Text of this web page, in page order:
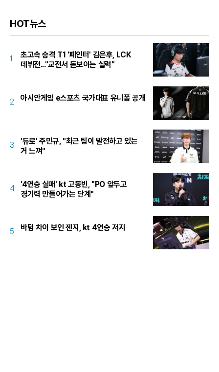
HOT뉴스
1
초고속 승격 T1 '페인터' 김은후, LCK
데뷔전..."교전서 돋보이는 실력"
2 아시안게임 e스포츠 국가대표 유니폼 공개
3
'듀로' 주민규, "최근 팀이 발전하고 있는
거 느껴"
4
'4연승 실패' kt 고동빈, "PO 앞두고
경기력 만들어가는 단계"
5 바텀 차이 보인 젠지, kt 4연승 저지